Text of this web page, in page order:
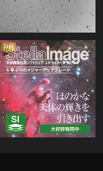
モンドシャルナ
PR